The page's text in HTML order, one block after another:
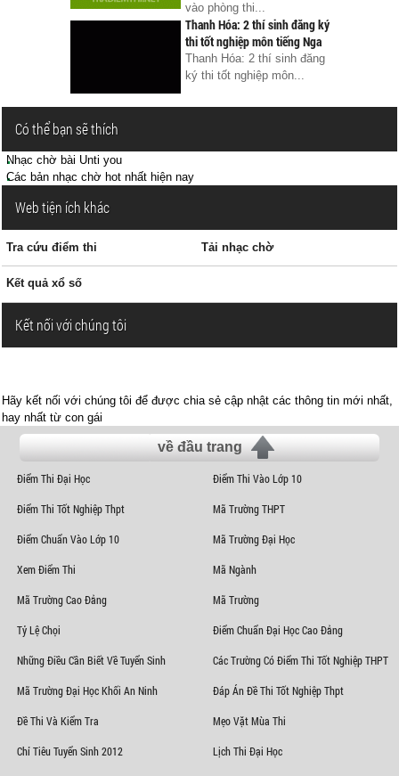
vào phòng thi...
Thanh Hóa: 2 thí sinh đăng ký
thi tốt nghiệp môn tiếng Nga
Thanh Hóa: 2 thí sinh đăng
ký thi tốt nghiệp môn...
Có thể bạn sẽ thích
Nhạc chờ bài Unti you
Các bản nhạc chờ hot nhất hiện nay
Web tiện ích khác
Tra cứu điểm thi Tải nhạc chờ
Kết quả xổ số
Kết nối với chúng tôi
Hãy kết nối với chúng tôi để được chia sẻ cập nhật các thông tin mới nhất,
hay nhất từ con gái
về đầu trang
Điểm Thi Đại Học Điểm Thi Vào Lớp 10
Điểm Thi Tốt Nghiệp Thpt Mã Trường THPT
Điểm Chuẩn Vào Lớp 10 Mã Trường Đại Học
Xem Điểm Thi Mã Ngành
Mã Trường Cao Đẳng Mã Trường
Tỷ Lệ Chọi Điểm Chuẩn Đại Học Cao Đẳng
Những Điều Cần Biết Về Tuyển Sinh Các Trường Có Điểm Thi Tốt Nghiệp THPT
Mã Trường Đại Học Khối An Ninh Đáp Án Đề Thi Tốt Nghiệp Thpt
Đề Thi Và Kiểm Tra Mẹo Vặt Mùa Thi
Chỉ Tiêu Tuyển Sinh 2012 Lịch Thi Đại Học